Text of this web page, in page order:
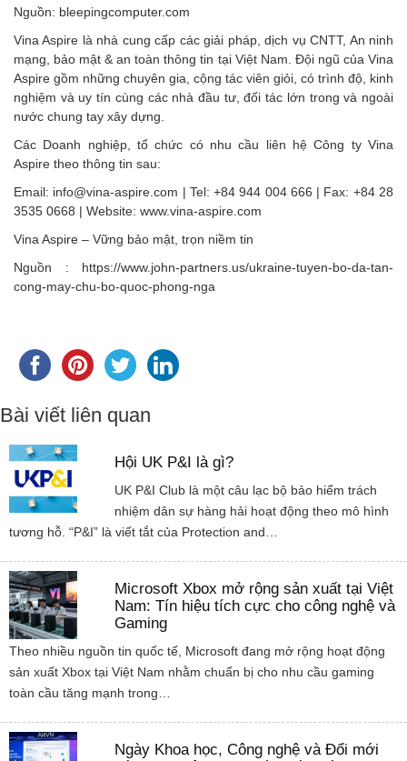
Nguồn: bleepingcomputer.com
Vina Aspire là nhà cung cấp các giải pháp, dịch vụ CNTT, An ninh
mạng, bảo mật & an toàn thông tin tại Việt Nam. Đội ngũ của Vina
Aspire gồm những chuyên gia, cộng tác viên giỏi, có trình độ, kinh
nghiệm và uy tín cùng các nhà đầu tư, đối tác lớn trong và ngoài
nước chung tay xây dựng.
Các Doanh nghiệp, tổ chức có nhu cầu liên hệ Công ty Vina
Aspire theo thông tin sau:
Email: info@vina-aspire.com | Tel: +84 944 004 666 | Fax: +84 28
3535 0668 | Website: www.vina-aspire.com
Vina Aspire – Vững bảo mật, trọn niềm tin
Nguồn : https://www.john-partners.us/ukraine-tuyen-bo-da-tan-
cong-may-chu-bo-quoc-phong-nga
Bài viết liên quan
Hội UK P&I là gì?
UK P&I Club là một câu lạc bộ bảo hiểm trách
nhiệm dân sự hàng hải hoạt động theo mô hình
tương hỗ. “P&I” là viết tắt của Protection and…
Microsoft Xbox mở rộng sản xuất tại Việt
Nam: Tín hiệu tích cực cho công nghệ và
Gaming
Theo nhiều nguồn tin quốc tế, Microsoft đang mở rộng hoạt động
sản xuất Xbox tại Việt Nam nhằm chuẩn bị cho nhu cầu gaming
toàn cầu tăng mạnh trong…
Ngày Khoa học, Công nghệ và Đổi mới